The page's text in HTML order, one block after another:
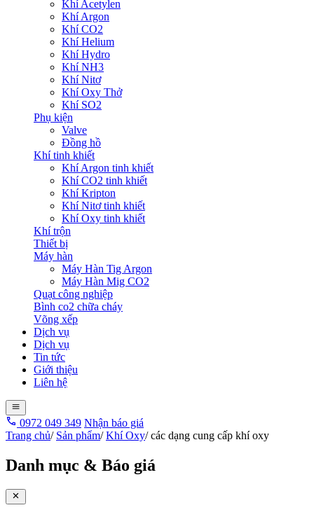
Khí Acetylen
Khí Argon
Khí CO2
Khí Helium
Khí Hydro
Khí NH3
Khí Nitơ
Khí Oxy Thở
Khí SO2
Phụ kiện
Valve
Đồng hồ
Khí tinh khiết
Khí Argon tinh khiết
Khí CO2 tinh khiết
Khí Kripton
Khí Nitơ tinh khiết
Khí Oxy tinh khiết
Khí trộn
Thiết bị
Máy hàn
Máy Hàn Tig Argon
Máy Hàn Mig CO2
Quạt công nghiệp
Bình co2 chữa cháy
Võng xếp
Dịch vụ
Dịch vụ
Tin tức
Giới thiệu
Liên hệ
0972 049 349 Nhận báo giá
Trang chủ/ Sản phẩm/ Khí Oxy/ các dạng cung cấp khí oxy
Danh mục & Báo giá